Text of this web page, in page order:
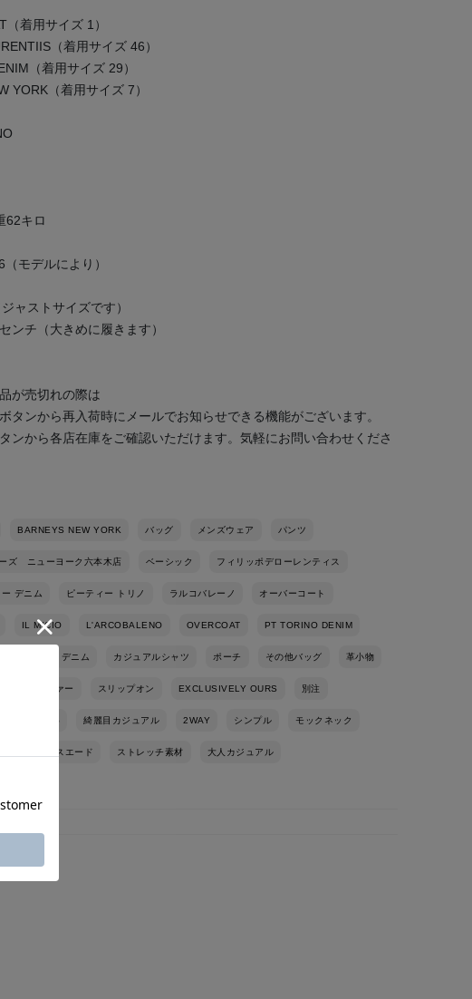
着用サイズ 1）
（着用サイズ 46）
（着用サイズ 29）
YORK（着用サイズ 7）
62キロ
モデルにより）
ャストサイズです）
ンチ（大きめに履きます）
が売切れの際は
タンから再入荷時にメールでお知らせできる機能がございます。
ンから各店在庫をご確認いただけます。気軽にお問い合わせくださ
BARNEYS NEW YORK バッグ メンズウェア パンツ
ズ ニューヨーク六本木店 ベーシック フィリッポデローレンティス
ー デニム ピーティー トリノ ラルコバレーノ オーバーコート
IL MICIO L'ARCOBALENO OVERCOAT PT TORINO DENIM
デニム カジュアルシャツ ポーチ その他バッグ 革小物
ローファー スリップオン EXCLUSIVELY OURS 別注
きれいめ 綺麗目カジュアル 2WAY シンプル モックネック
スエード ストレッチ素材 大人カジュアル